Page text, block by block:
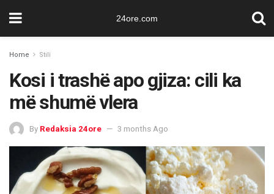
24ore.com
Home Stili
Kosi i trashë apo gjiza: cili ka
më shumë vlera
By Redaksia 24ore 3 months Ago